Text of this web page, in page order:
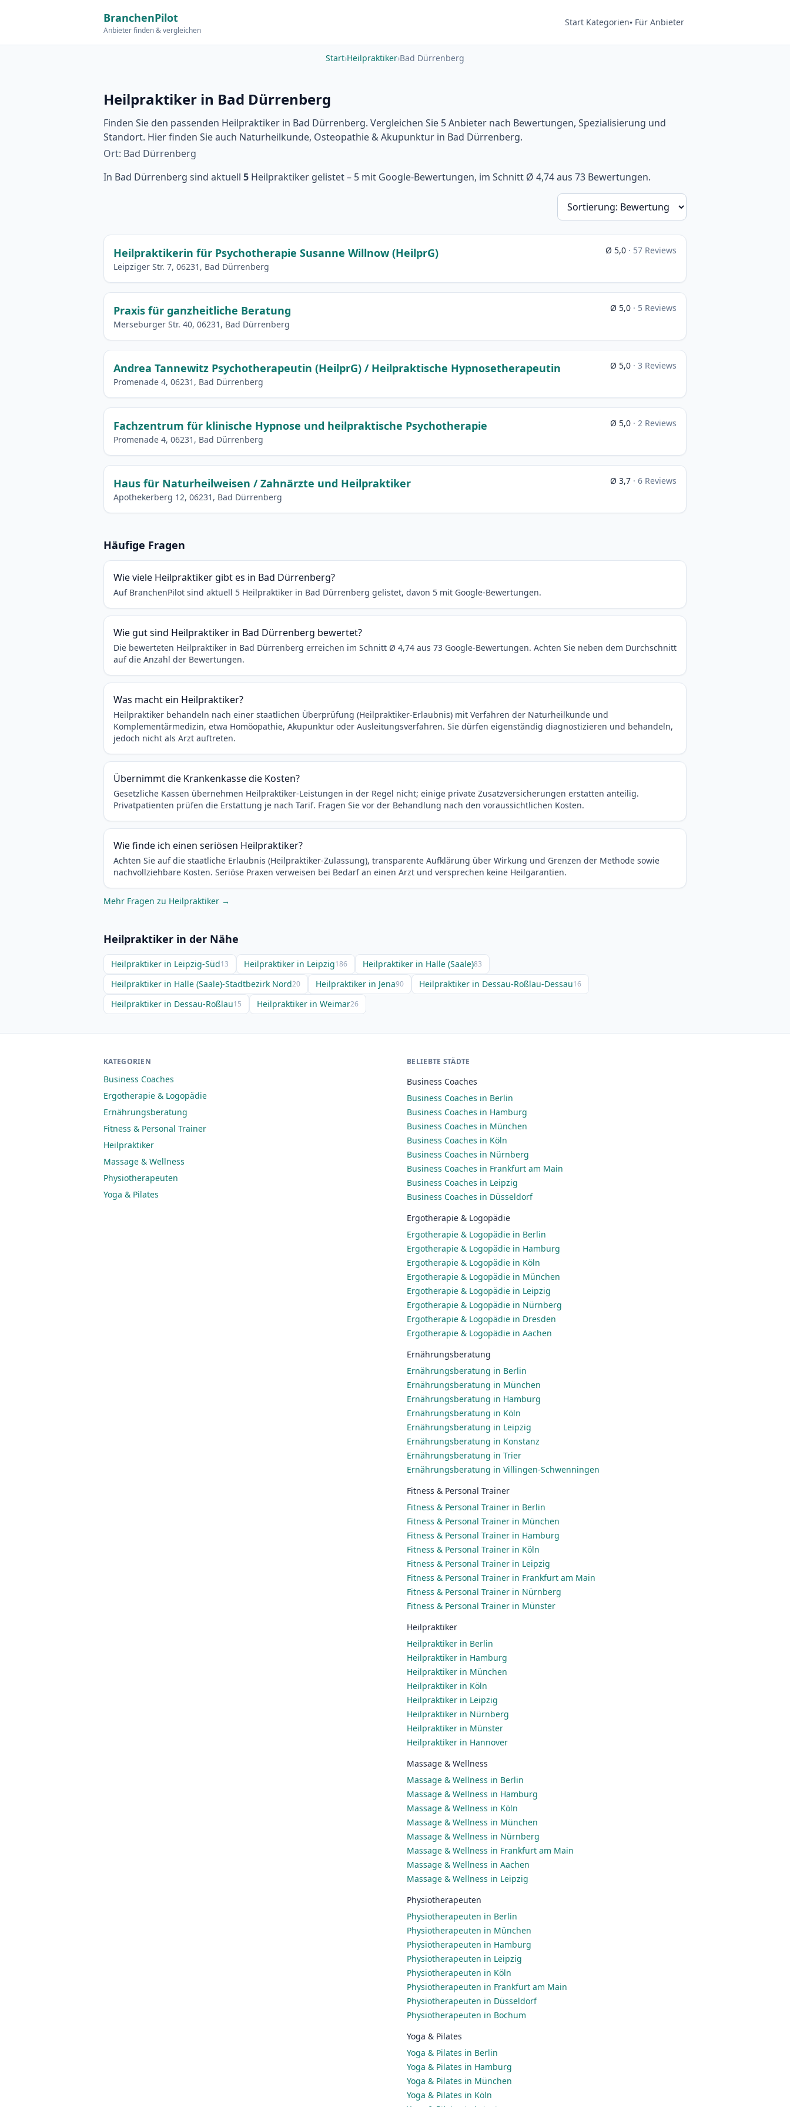
BranchenPilot
Anbieter finden & vergleichen
Start Kategorien Für Anbieter
Start›Heilpraktiker›Bad Dürrenberg
Heilpraktiker in Bad Dürrenberg
Finden Sie den passenden Heilpraktiker in Bad Dürrenberg. Vergleichen Sie 5 Anbieter nach Bewertungen, Spezialisierung und
Standort. Hier finden Sie auch Naturheilkunde, Osteopathie & Akupunktur in Bad Dürrenberg.
Ort: Bad Dürrenberg
In Bad Dürrenberg sind aktuell 5 Heilpraktiker gelistet – 5 mit Google-Bewertungen, im Schnitt Ø 4,74 aus 73 Bewertungen.
Sortierung
Heilpraktikerin für Psychotherapie Susanne Willnow (HeilprG)
Leipziger Str. 7, 06231, Bad Dürrenberg
Ø 5,0 · 57 Reviews
Praxis für ganzheitliche Beratung
Merseburger Str. 40, 06231, Bad Dürrenberg
Ø 5,0 · 5 Reviews
Andrea Tannewitz Psychotherapeutin (HeilprG) / Heilpraktische Hypnosetherapeutin
Promenade 4, 06231, Bad Dürrenberg
Ø 5,0 · 3 Reviews
Fachzentrum für klinische Hypnose und heilpraktische Psychotherapie
Promenade 4, 06231, Bad Dürrenberg
Ø 5,0 · 2 Reviews
Haus für Naturheilweisen / Zahnärzte und Heilpraktiker
Apothekerberg 12, 06231, Bad Dürrenberg
Ø 3,7 · 6 Reviews
Häufige Fragen
Wie viele Heilpraktiker gibt es in Bad Dürrenberg?
Auf BranchenPilot sind aktuell 5 Heilpraktiker in Bad Dürrenberg gelistet, davon 5 mit Google-Bewertungen.
Wie gut sind Heilpraktiker in Bad Dürrenberg bewertet?
Die bewerteten Heilpraktiker in Bad Dürrenberg erreichen im Schnitt Ø 4,74 aus 73 Google-Bewertungen. Achten Sie neben dem Durchschnitt
auf die Anzahl der Bewertungen.
Was macht ein Heilpraktiker?
Heilpraktiker behandeln nach einer staatlichen Überprüfung (Heilpraktiker-Erlaubnis) mit Verfahren der Naturheilkunde und
Komplementärmedizin, etwa Homöopathie, Akupunktur oder Ausleitungsverfahren. Sie dürfen eigenständig diagnostizieren und behandeln,
jedoch nicht als Arzt auftreten.
Übernimmt die Krankenkasse die Kosten?
Gesetzliche Kassen übernehmen Heilpraktiker-Leistungen in der Regel nicht; einige private Zusatzversicherungen erstatten anteilig.
Privatpatienten prüfen die Erstattung je nach Tarif. Fragen Sie vor der Behandlung nach den voraussichtlichen Kosten.
Wie finde ich einen seriösen Heilpraktiker?
Achten Sie auf die staatliche Erlaubnis (Heilpraktiker-Zulassung), transparente Aufklärung über Wirkung und Grenzen der Methode sowie
nachvollziehbare Kosten. Seriöse Praxen verweisen bei Bedarf an einen Arzt und versprechen keine Heilgarantien.
Mehr Fragen zu Heilpraktiker →
Heilpraktiker in der Nähe
Heilpraktiker in Leipzig-Süd13 Heilpraktiker in Leipzig186 Heilpraktiker in Halle (Saale)83
Heilpraktiker in Halle (Saale)-Stadtbezirk Nord20 Heilpraktiker in Jena90 Heilpraktiker in Dessau-Roßlau-Dessau16
Heilpraktiker in Dessau-Roßlau15 Heilpraktiker in Weimar26
KATEGORIEN
Business Coaches
Ergotherapie & Logopädie
Ernährungsberatung
Fitness & Personal Trainer
Heilpraktiker
Massage & Wellness
Physiotherapeuten
Yoga & Pilates
BELIEBTE STÄDTE
Business Coaches
Business Coaches in Berlin
Business Coaches in Hamburg
Business Coaches in München
Business Coaches in Köln
Business Coaches in Nürnberg
Business Coaches in Frankfurt am Main
Business Coaches in Leipzig
Business Coaches in Düsseldorf
Ergotherapie & Logopädie
Ergotherapie & Logopädie in Berlin
Ergotherapie & Logopädie in Hamburg
Ergotherapie & Logopädie in Köln
Ergotherapie & Logopädie in München
Ergotherapie & Logopädie in Leipzig
Ergotherapie & Logopädie in Nürnberg
Ergotherapie & Logopädie in Dresden
Ergotherapie & Logopädie in Aachen
Ernährungsberatung
Ernährungsberatung in Berlin
Ernährungsberatung in München
Ernährungsberatung in Hamburg
Ernährungsberatung in Köln
Ernährungsberatung in Leipzig
Ernährungsberatung in Konstanz
Ernährungsberatung in Trier
Ernährungsberatung in Villingen-Schwenningen
Fitness & Personal Trainer
Fitness & Personal Trainer in Berlin
Fitness & Personal Trainer in München
Fitness & Personal Trainer in Hamburg
Fitness & Personal Trainer in Köln
Fitness & Personal Trainer in Leipzig
Fitness & Personal Trainer in Frankfurt am Main
Fitness & Personal Trainer in Nürnberg
Fitness & Personal Trainer in Münster
Heilpraktiker
Heilpraktiker in Berlin
Heilpraktiker in Hamburg
Heilpraktiker in München
Heilpraktiker in Köln
Heilpraktiker in Leipzig
Heilpraktiker in Nürnberg
Heilpraktiker in Münster
Heilpraktiker in Hannover
Massage & Wellness
Massage & Wellness in Berlin
Massage & Wellness in Hamburg
Massage & Wellness in Köln
Massage & Wellness in München
Massage & Wellness in Nürnberg
Massage & Wellness in Frankfurt am Main
Massage & Wellness in Aachen
Massage & Wellness in Leipzig
Physiotherapeuten
Physiotherapeuten in Berlin
Physiotherapeuten in München
Physiotherapeuten in Hamburg
Physiotherapeuten in Leipzig
Physiotherapeuten in Köln
Physiotherapeuten in Frankfurt am Main
Physiotherapeuten in Düsseldorf
Physiotherapeuten in Bochum
Yoga & Pilates
Yoga & Pilates in Berlin
Yoga & Pilates in Hamburg
Yoga & Pilates in München
Yoga & Pilates in Köln